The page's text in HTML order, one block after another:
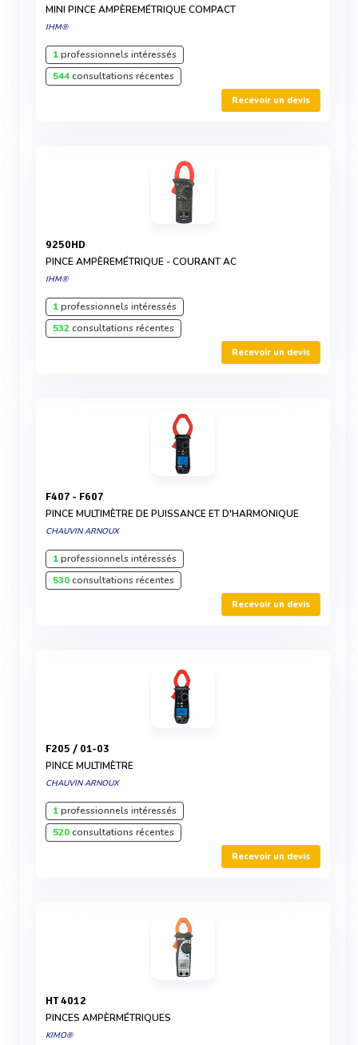
MINI PINCE AMPÈREMÉTRIQUE COMPACT
IHM®
1professionnels intéressés
544consultations récentes
Recevoir un devis
9250HD
PINCE AMPÈREMÉTRIQUE - COURANT AC
IHM®
1professionnels intéressés
532consultations récentes
Recevoir un devis
F407 - F607
PINCE MULTIMÈTRE DE PUISSANCE ET D'HARMONIQUE
CHAUVIN ARNOUX
1professionnels intéressés
530consultations récentes
Recevoir un devis
F205 / 01-03
PINCE MULTIMÈTRE
CHAUVIN ARNOUX
1professionnels intéressés
520consultations récentes
Recevoir un devis
HT 4012
PINCES AMPÈRMÉTRIQUES
KIMO®